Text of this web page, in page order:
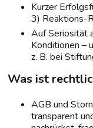
Kurzer
3) Reaktions-
Auf Seriosität
Konditionen –
z. B. bei
Was ist
AGB und
transparent